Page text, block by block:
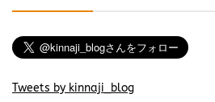
Tweets by kinnaji_blog